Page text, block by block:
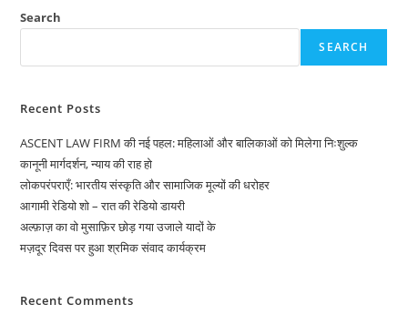
Search
SEARCH
Recent Posts
ASCENT LAW FIRM की नई पहल: महिलाओं और बालिकाओं को मिलेगा निःशुल्क
कानूनी मार्गदर्शन, न्याय की राह हो
लोकपरंपराएँ: भारतीय संस्कृति और सामाजिक मूल्यों की धरोहर
आगामी रेडियो शो – रात की रेडियो डायरी
अल्फ़ाज़ का वो मुसाफ़िर छोड़ गया उजाले यादों के
मज़दूर दिवस पर हुआ श्रमिक संवाद कार्यक्रम
Recent Comments